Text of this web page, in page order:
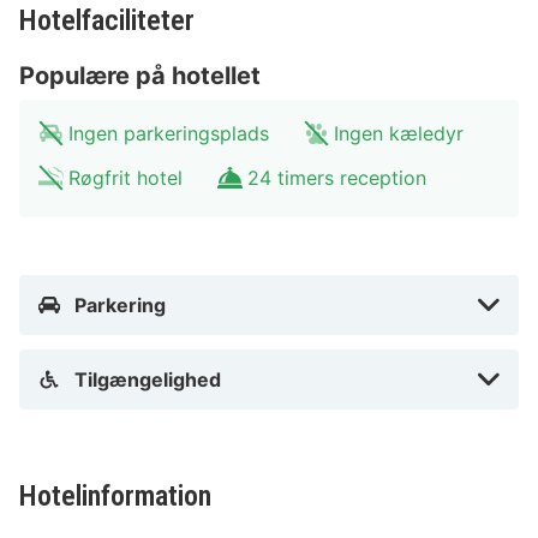
Hotelfaciliteter
Populære på hotellet
Ingen parkeringsplads
Ingen kæledyr
Røgfrit hotel
24 timers reception
Parkering
Tilgængelighed
Hotelinformation